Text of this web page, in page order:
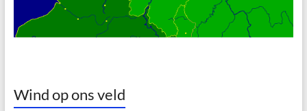
Wind op ons veld